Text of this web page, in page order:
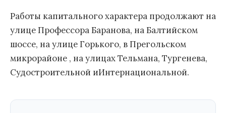
Работы капитального характера продолжают на
улице Профессора Баранова, на Балтийском
шоссе, на улице Горького, в Прегольском
микрорайоне , на улицах Тельмана, Тургенева,
Судостроительной иИнтернациональной.